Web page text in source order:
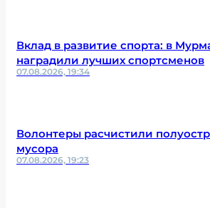
Вклад в развитие спорта: в
наградили лучших спортсменов
07.08.2026, 19:34
Волонтеры расчистили
мусора
07.08.2026, 19:23